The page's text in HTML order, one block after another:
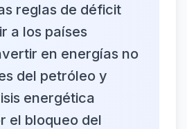
reglas de déficit
a los países
en energías no
del petróleo y
energética
el bloqueo del